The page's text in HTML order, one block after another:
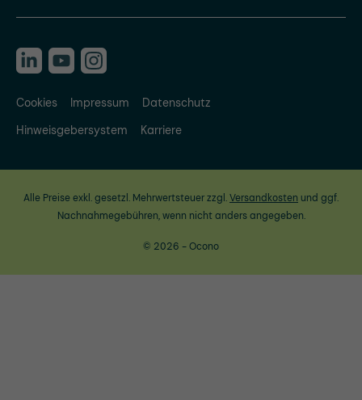
Cookies Impressum
Datenschutz
Hinweisgebersystem
Karriere
Alle Preise exkl. gesetzl. Mehrwertsteuer zzgl.Versandkosten und ggf.
Nachnahmegebühren, wenn nicht anders angegeben.
© 2026 - Ocono